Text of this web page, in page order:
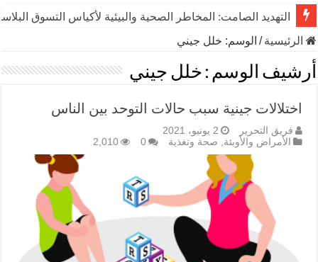
التهديد الصامت: المخاطر الصحية والبيئية لأكياس التسوق
الرئيسية/ الوسم: خلل جيني
أرشيف الوسم : خلل جيني
اختلالات جينية سبب حالات التوحد بين الناس
فريق التحرير
2 يونيو، 2021
الأمراض والأوبئة, صحة وتغذية 0
2,010